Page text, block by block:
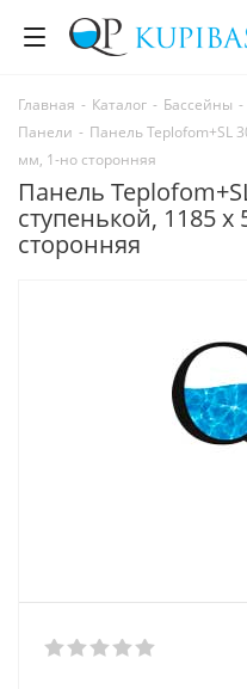
Главная - Каталог - Бассейны -
Панели - Панель Teplofom+SL
мм, 1-но сторонняя
Панель
ступенькой, 1185
сторонняя